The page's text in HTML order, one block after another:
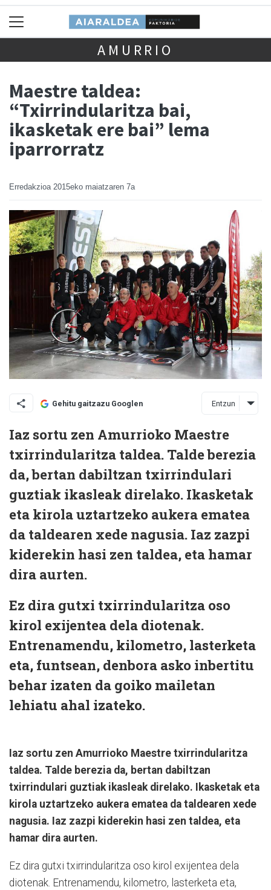
AMURRIO
Maestre taldea:
“Txirrindularitza bai,
ikasketak ere bai” lema
iparrorratz
Erredakzioa 2015eko maiatzaren 7a
Gehitu gaitzazu Googlen Entzun
Iaz sortu zen Amurrioko Maestre
txirrindularitza taldea. Talde berezia
da, bertan dabiltzan txirrindulari
guztiak ikasleak direlako. Ikasketak
eta kirola uztartzeko aukera ematea
da taldearen xede nagusia. Iaz zazpi
kiderekin hasi zen taldea, eta hamar
dira aurten.
Ez dira gutxi txirrindularitza oso
kirol exijentea dela diotenak.
Entrenamendu, kilometro, lasterketa
eta, funtsean, denbora asko inbertitu
behar izaten da goiko mailetan
lehiatu ahal izateko.
Iaz sortu zen Amurrioko Maestre txirrindularitza
taldea. Talde berezia da, bertan dabiltzan
txirrindulari guztiak ikasleak direlako. Ikasketak eta
kirola uztartzeko aukera ematea da taldearen xede
nagusia. Iaz zazpi kiderekin hasi zen taldea, eta
hamar dira aurten.
Ez dira gutxi txirrindularitza oso kirol exijentea dela
diotenak. Entrenamendu, kilometro, lasterketa eta,